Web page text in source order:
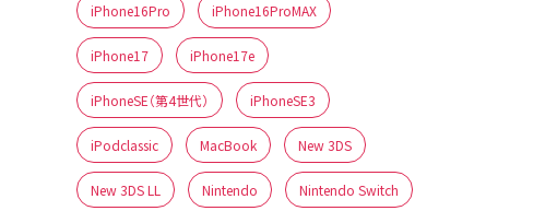
iPhone16Pro iPhone16ProMAX
iPhone17 iPhone17e
iPhoneSE（第4世代） iPhoneSE3
iPodclassic MacBook New 3DS
New 3DS LL Nintendo Nintendo Switch